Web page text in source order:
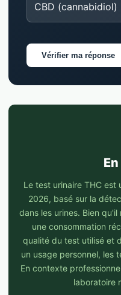
CBD (cannabidiol)
Vérifier ma réponse
Le test urinaire THC
2026, basé sur la
dans les urines. Bien
une consommation
qualité du test utilisé et
un usage personnel, les
En contexte
laboratoire